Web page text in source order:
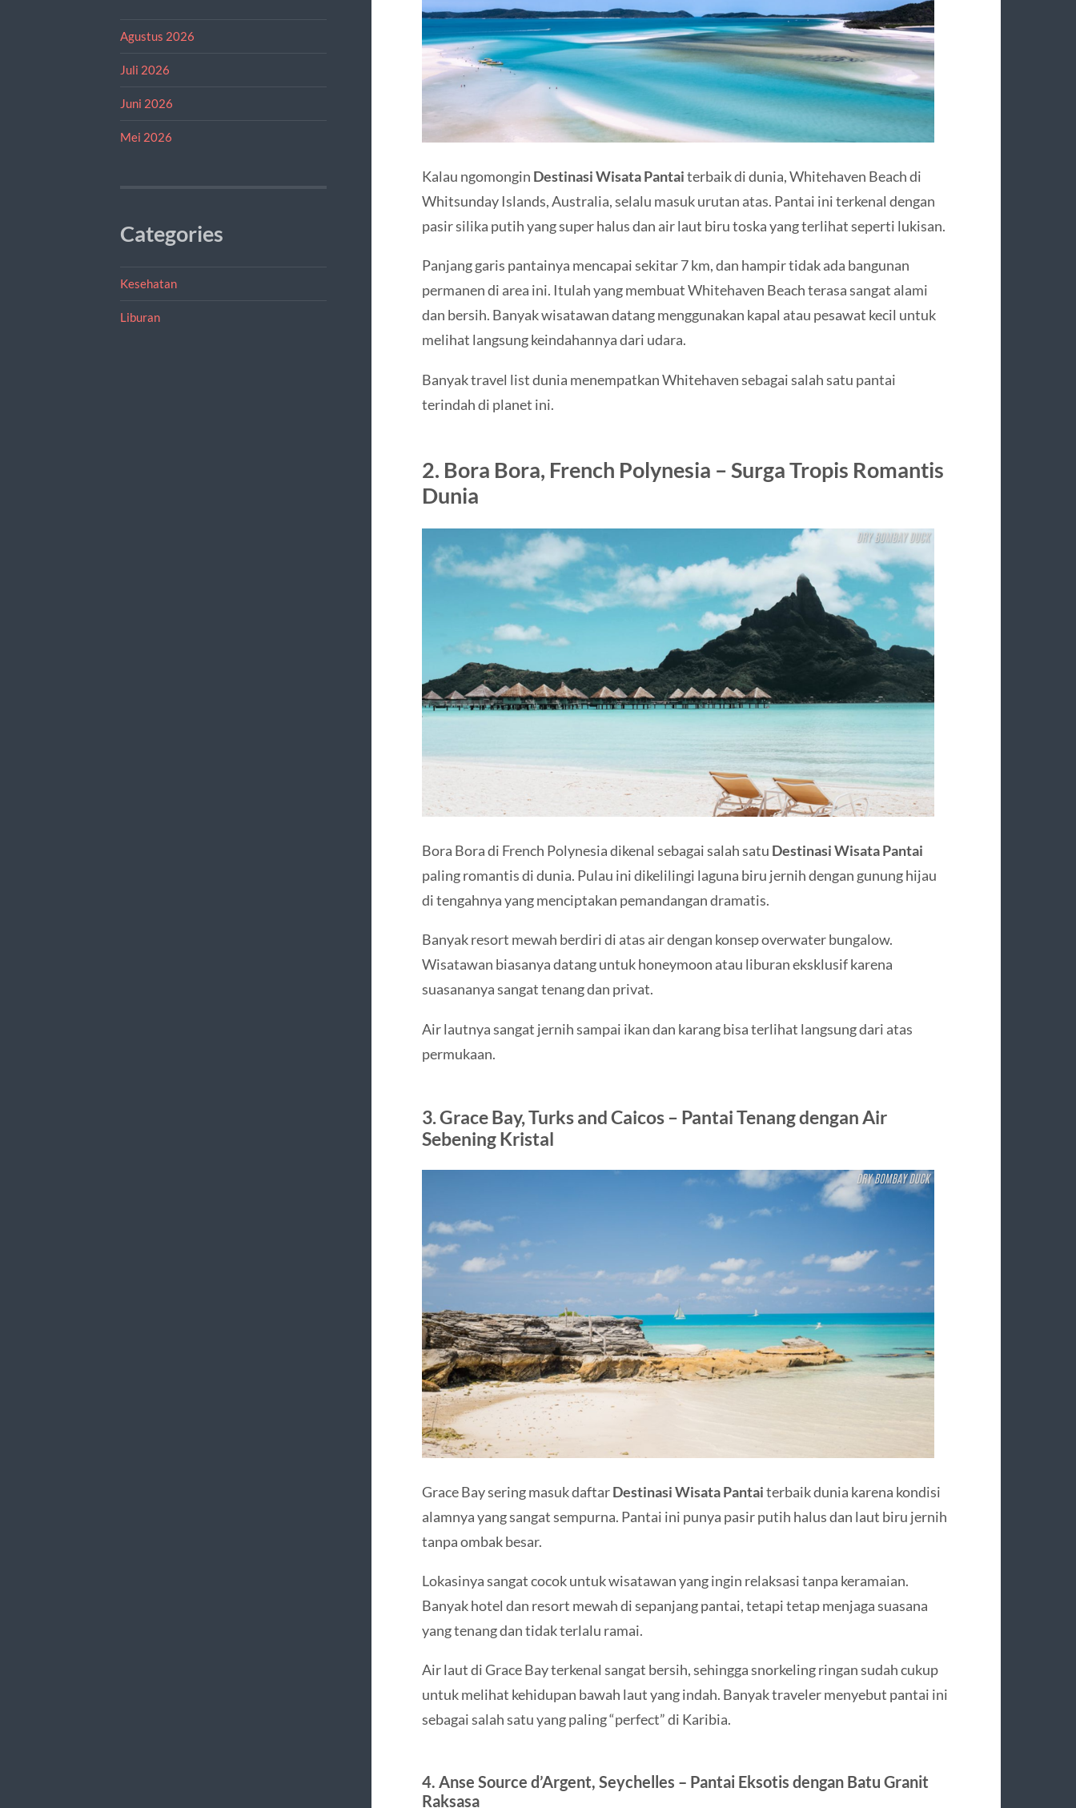
Agustus 2026
Juli 2026
Juni 2026
Mei 2026
Categories
Kesehatan
Liburan
Kalau ngomongin Destinasi Wisata Pantaiterbaik di dunia, Whitehaven Beach di
Whitsunday Islands, Australia, selalu masuk urutan atas. Pantai ini terkenal dengan
pasir silika putih yang super halus dan air laut biru toska yang terlihat seperti lukisan.
Panjang garis pantainya mencapai sekitar 7 km, dan hampir tidak ada bangunan
permanen di area ini. Itulah yang membuat Whitehaven Beach terasa sangat alami
dan bersih. Banyak wisatawan datang menggunakan kapal atau pesawat kecil untuk
melihat langsung keindahannya dari udara.
Banyak travel list dunia menempatkan Whitehaven sebagai salah satu pantai
terindah di planet ini.
2. Bora Bora, French Polynesia – Surga Tropis Romantis
Dunia
Bora Bora di French Polynesia dikenal sebagai salah satu Destinasi Wisata Pantai
paling romantis di dunia. Pulau ini dikelilingi laguna biru jernih dengan gunung hijau
di tengahnya yang menciptakan pemandangan dramatis.
Banyak resort mewah berdiri di atas air dengan konsep overwater bungalow.
Wisatawan biasanya datang untuk honeymoon atau liburan eksklusif karena
suasananya sangat tenang dan privat.
Air lautnya sangat jernih sampai ikan dan karang bisa terlihat langsung dari atas
permukaan.
3. Grace Bay, Turks and Caicos – Pantai Tenang dengan Air
Sebening Kristal
Grace Bay sering masuk daftarDestinasi Wisata Pantaiterbaik dunia karena kondisi
alamnya yang sangat sempurna. Pantai ini punya pasir putih halus dan laut biru jernih
tanpa ombak besar.
Lokasinya sangat cocok untuk wisatawan yang ingin relaksasi tanpa keramaian.
Banyak hotel dan resort mewah di sepanjang pantai, tetapi tetap menjaga suasana
yang tenang dan tidak terlalu ramai.
Air laut di Grace Bay terkenal sangat bersih, sehingga snorkeling ringan sudah cukup
untuk melihat kehidupan bawah laut yang indah. Banyak traveler menyebut pantai ini
sebagai salah satu yang paling “perfect” di Karibia.
4. Anse Source d’Argent, Seychelles – Pantai Eksotis dengan Batu Granit
Raksasa